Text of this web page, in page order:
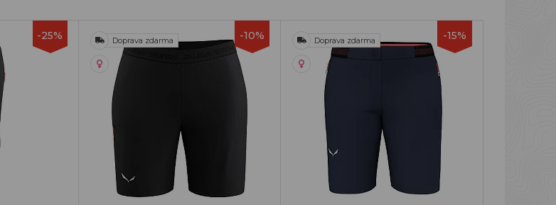
-25% -10%
Doprava zdarma -15%
Doprava zdarma